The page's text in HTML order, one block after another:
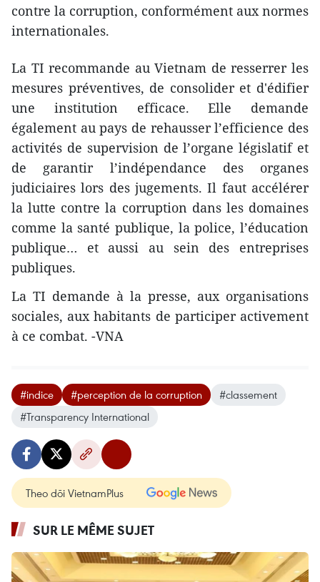
contre la corruption, conformément aux normes
internationales.
La TI recommande au Vietnam de resserrer les
mesures préventives, de consolider et d'édifier
une institution efficace. Elle demande
également au pays de rehausser l’efficience des
activités de supervision de l’organe législatif et
de garantir l’indépendance des organes
judiciaires lors des jugements. Il faut accélérer
la lutte contre la corruption dans les domaines
comme la santé publique, la police, l’éducation
publique… et aussi au sein des entreprises
publiques.
La TI demande à la presse, aux organisations
sociales, aux habitants de participer activement
à ce combat. -VNA
#indice #perception de la corruption
#classement
#Transparency International
Theo dõi VietnamPlus
SUR LE MÊME SUJET